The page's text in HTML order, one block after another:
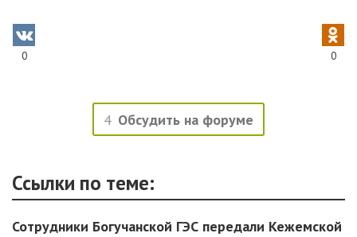
0 0
4 Обсудить на форуме
Ссылки по теме:
Сотрудники Богучанской ГЭС передали Кежемской